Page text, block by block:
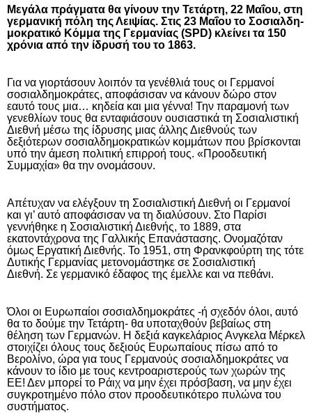
Μεγάλα πράγματα θα γίνουν την Τετάρτη, 22 Μαΐου, στη
γερμανική πόλη της Λει­ψίας. Στις 23 Μαΐου το Σο­σιαλδη­
μοκρατικό Κόμμα της Γερμα­νίας (SPD) κλείνει τα 150
χρόνια από την ίδρυσή του το 1863.
Για να γιορτάσουν λοιπόν τα γενέθλιά τους οι Γερμα­νοί
σοσιαλδημοκράτες, αποφάσισαν να κάνουν δώρο στον
εαυτό τους μια… κηδεία και μια γέννα! Την παραμονή των
γενεθλίων τους θα ενταφιάσουν ουσιαστικά τη Σοσιαλι­στική
Διεθνή μέσω της ίδρυσης μιας άλλης Διεθνούς των
δεξιότερων σοσιαλδημοκρατικών κομμάτων που βρίσκονται
υπό την άμεση πολιτική επιρροή τους. «Προοδευτική
Συμμαχία» θα την ονομάσουν.
Απέτυχαν να ελέγξουν τη Σοσιαλιστική Διεθνή οι Γερμανοί
και γι’ αυτό αποφάσισαν να τη διαλύσουν. Στο Παρίσι
γεννήθηκε η Σοσιαλιστική Διεθνής, το 1889, στα
εκατοντάχρονα της Γαλλικής Επανάστασης. Ονομαζόταν
όμως Εργατική Διεθνής. Το 1951, στη Φρανκφούρτη της τότε
Δυτικής Γερμανίας μετονομάστηκε σε Σοσιαλιστική
Διεθνή. Σε γερμανικό έδαφος της έμελλε και να πεθάνι.
Όλοι οι Ευρωπαίοι σοσιαλδημοκράτες -ή σχεδόν όλοι, αυτό
θα το δούμε την Τετάρτη- θα υποταχθούν βεβαίως στη
θέληση των Γερμανών. Η δεξιά καγκελάριος Ανγκελα Μέρκελ
στοιχίζει όλους τους δεξιούς Ευρωπαίους πίσω από το
Βερολίνο, ώρα για τους Γερμανούς σοσιαλδημοκράτες να
κάνουν το ίδιο με τους κεντροαριστερούς των χωρών της
ΕΕ! Δεν μπορεί το Ράιχ να μην έχει πρόσβαση, να μην έχει
συγκροτημένο πόλο στον προοδευτικότερο πυλώνα του
συστήματος.